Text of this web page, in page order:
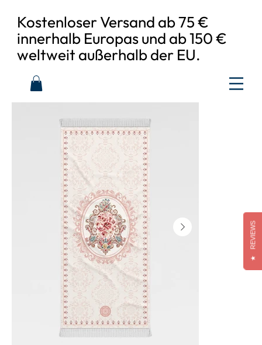
Kostenloser Versand ab 75 €
innerhalb Europas und ab 150 €
weltweit außerhalb der EU.
★
REVIEWS